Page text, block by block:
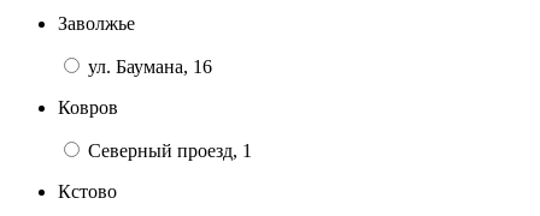
Заволжье
ул. Баумана, 16
Ковров
Северный проезд, 1
Кстово